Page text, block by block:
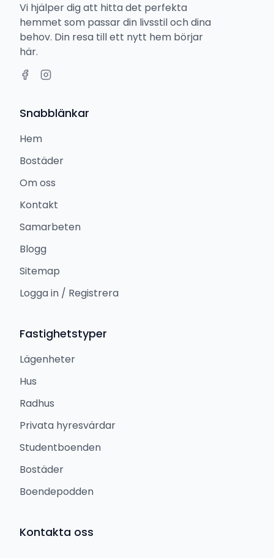
Vi hjälper dig att hitta det perfekta
hemmet som passar din livsstil och dina
behov. Din resa till ett nytt hem börjar
här.
Snabblänkar
Hem
Bostäder
Om oss
Kontakt
Samarbeten
Blogg
Sitemap
Logga in / Registrera
Fastighetstyper
Lägenheter
Hus
Radhus
Privata hyresvärdar
Studentboenden
Bostäder
Boendepodden
Kontakta oss